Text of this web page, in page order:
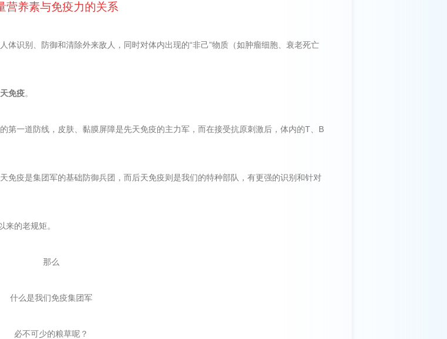
营养素与免疫力的关系
体识别、防御和清除外来敌人，同时对体内出现的“非己”物质（如肿瘤细胞、衰老死亡
免疫。
第一道防线，皮肤、黏膜屏障是先天免疫的主力军，而在接受抗原刺激后，体内的T、B
免疫是集团军的基础防御兵团，而后天免疫则是我们的特种部队，有更强的识别和针对
来的老规矩。
那么
什么是我们免疫集团军
必不可少的粮草呢？